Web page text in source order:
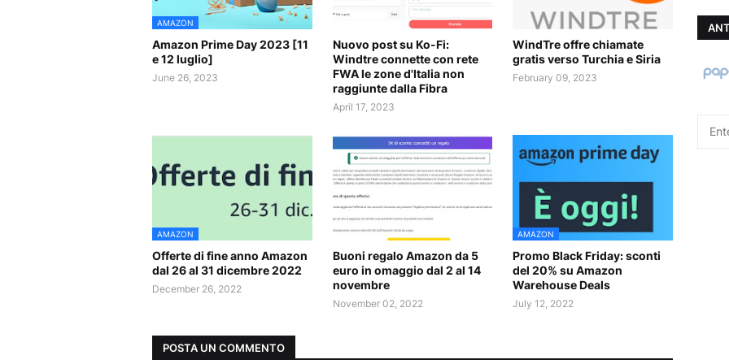
AMAZON
Amazon Prime Day 2023 [11
e 12 luglio]
June 26, 2023
Nuovo post su Ko-Fi:
Windtre connette con rete
FWA le zone d'Italia non
raggiunte dalla Fibra
April 17, 2023
WindTre offre chiamate
gratis verso Turchia e Siria
February 09, 2023
AMAZON
Offerte di fine anno Amazon
dal 26 al 31 dicembre 2022
December 26, 2022
Buoni regalo Amazon da 5
euro in omaggio dal 2 al 14
novembre
November 02, 2022
AMAZON
Promo Black Friday: sconti
del 20% su Amazon
Warehouse Deals
July 12, 2022
POSTA UN COMMENTO